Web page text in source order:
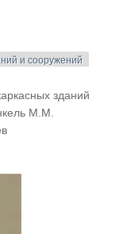
и сооружений
зданий
М.М.